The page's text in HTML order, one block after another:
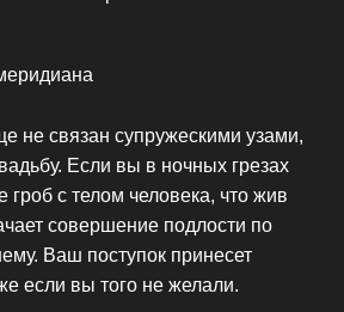
не связан супружескими узами,
Если вы в ночных грезах
гроб с телом человека, что жив
совершение подлости по
Ваш поступок принесет
если вы того не желали.